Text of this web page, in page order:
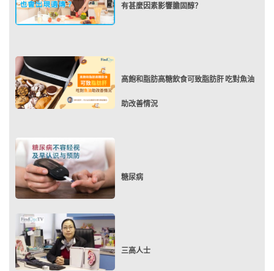
有甚麼因素影響膽固醇？
高飽和脂肪高糖飲食可致脂肪肝 吃對魚油
助改善情況
糖尿病
三高人士